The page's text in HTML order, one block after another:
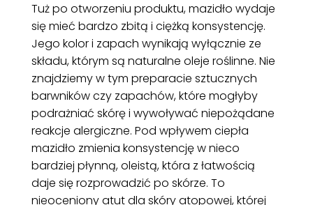
Tuż po otworzeniu produktu, mazidło wydaje
się mieć bardzo zbitą i ciężką konsystencję.
Jego kolor i zapach wynikają wyłącznie ze
składu, którym są naturalne oleje roślinne. Nie
znajdziemy w tym preparacie sztucznych
barwników czy zapachów, które mogłyby
podrażniać skórę i wywoływać niepożądane
reakcje alergiczne. Pod wpływem ciepła
mazidło zmienia konsystencję w nieco
bardziej płynną, oleistą, która z łatwością
daje się rozprowadzić po skórze. To
nieoceniony atut dla skóry atopowej, której